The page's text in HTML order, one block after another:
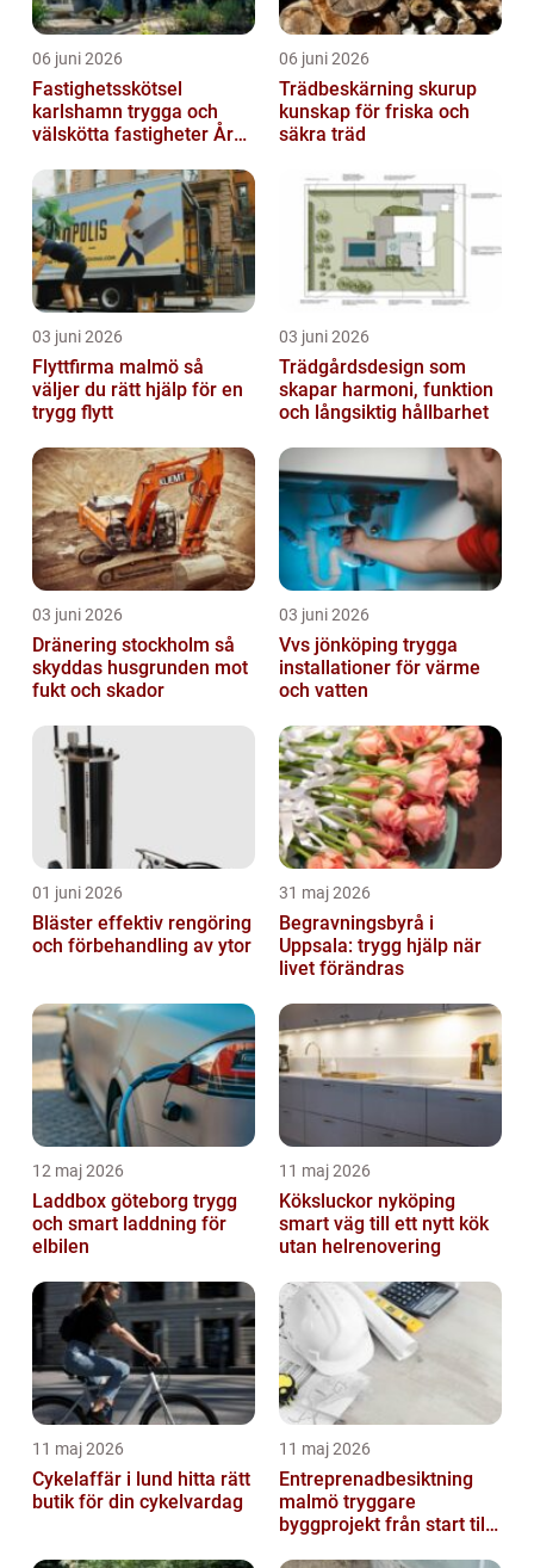
06 juni 2026
Fastighetsskötsel
karlshamn trygga och
välskötta fastigheter Året
06 juni 2026
Trädbeskärning skurup
kunskap för friska och
säkra träd
03 juni 2026
Flyttfirma malmö så
väljer du rätt hjälp för en
trygg flytt
03 juni 2026
Trädgårdsdesign som
skapar harmoni, funktion
och långsiktig hållbarhet
03 juni 2026
Dränering stockholm så
skyddas husgrunden mot
fukt och skador
03 juni 2026
Vvs jönköping trygga
installationer för värme
och vatten
01 juni 2026
Bläster effektiv rengöring
och förbehandling av ytor
31 maj 2026
Begravningsbyrå i
Uppsala: trygg hjälp när
livet förändras
12 maj 2026
Laddbox göteborg trygg
och smart laddning för
elbilen
11 maj 2026
Köksluckor nyköping
smart väg till ett nytt kök
utan helrenovering
11 maj 2026
Cykelaffär i lund hitta rätt
butik för din cykelvardag
11 maj 2026
Entreprenadbesiktning
malmö tryggare
byggprojekt från start till